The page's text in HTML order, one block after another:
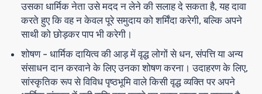
उसका धार्मिक नेता उसे मदद न लेने की सलाह दे सकता है, यह दावा
करते हुए कि वह न केवल पूरे समुदाय को शर्मिंदा करेगी, बल्कि अपने
साथी को छोड़कर पाप भी करेगी।
शोषण- धार्मिक दायित्व की आड़ में वृद्ध लोगों से धन, संपत्ति या अन्य
संसाधन दान करवाने के लिए उनका शोषण करना। उदाहरण के लिए,
सांस्कृतिक रूप से विविध पृष्ठभूमि वाले किसी वृद्ध व्यक्ति पर अपने